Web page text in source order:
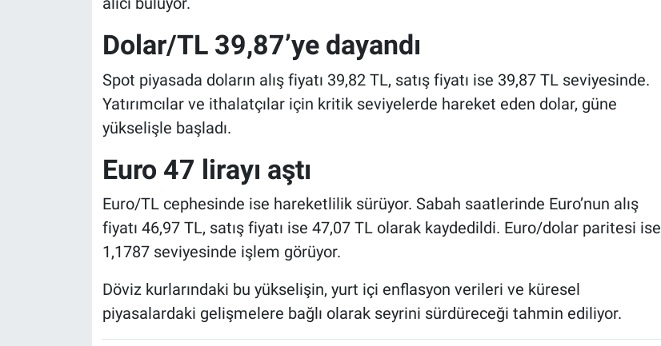
Dolar/TL 39,87’ye dayandı
Spot piyasada doların alış fiyatı 39,82 TL, satış fiyatı ise 39,87 TL seviyesinde.
Yatırımcılar ve ithalatçılar için kritik seviyelerde hareket eden dolar, güne
yükselişle başladı.
Euro 47 lirayı aştı
Euro/TL cephesinde ise hareketlilik sürüyor. Sabah saatlerinde Euro’nun alış
fiyatı 46,97 TL, satış fiyatı ise 47,07 TL olarak kaydedildi. Euro/dolar paritesi ise
1,1787 seviyesinde işlem görüyor.
Döviz kurlarındaki bu yükselişin, yurt içi enflasyon verileri ve küresel
piyasalardaki gelişmelere bağlı olarak seyrini sürdüreceği tahmin ediliyor.